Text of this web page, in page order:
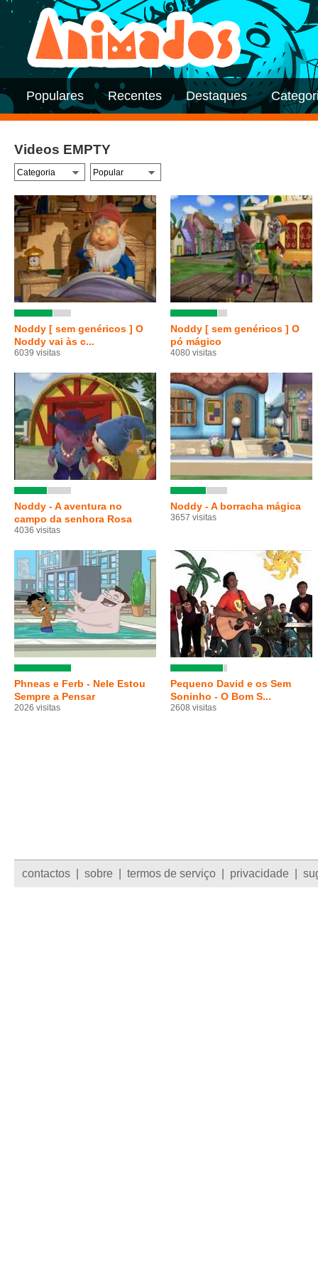
Populares Recentes Destaques
Videos EMPTY
Noddy [ sem genéricos ] O
Noddy vai às c...
6039 visitas
Noddy [ sem genéricos ] O
pó mágico
4080 visitas
Noddy - A aventura no
campo da senhora Rosa
4036 visitas
Noddy - A borracha mágica
3657 visitas
Phneas e Ferb - Nele Estou
Sempre a Pensar
2026 visitas
Pequeno David e os Sem
Soninho - O Bom S...
2608 visitas
contactos sobre termos de serviço privacidade